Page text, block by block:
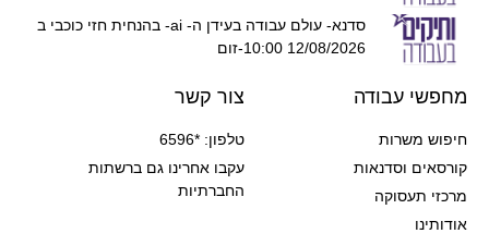
סדנא- עולם עבודה בעידן ה- ai- בהנחית חזי כוכבי ב
12/08/2026 10:00-זום
מחפשי עבודה
חיפוש משרות
קורסאים וסדנאות
מרכזי תעסוקה
אודותינו
צור קשר
טלפון: *6596
עקבו אחרינו גם ברשתות
החברתיות